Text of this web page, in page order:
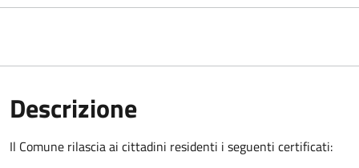
Descrizione
Il Comune rilascia ai cittadini residenti i seguenti certificati: